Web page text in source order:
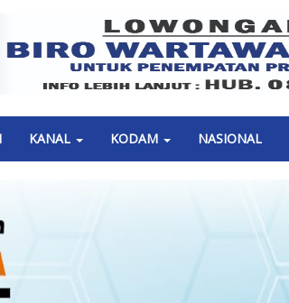
KANAL KODAM NASIONAL